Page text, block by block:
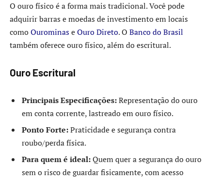
O ouro físico é a forma mais tradicional. Você pode
adquirir barras e moedas de investimento em locais
comoOurominaseOuro Direto. O Banco do Brasil
também oferece ouro físico, além do escritural.
Ouro Escritural
Principais Especificações:Representação do ouro
em conta corrente, lastreado em ouro físico.
Ponto Forte:Praticidade e segurança contra
roubo/perda física.
Para quem é ideal:Quem quer a segurança do ouro
sem o risco de guardar fisicamente, com acesso